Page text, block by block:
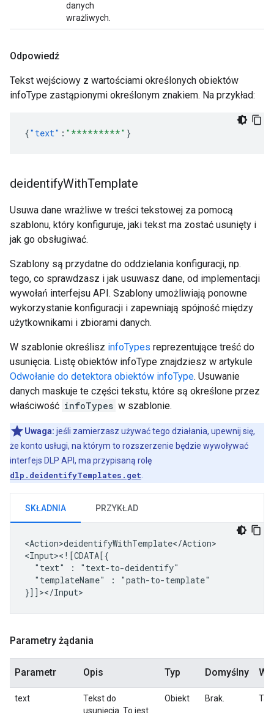
danych
wrażliwych.
Odpowiedź
Tekst wejściowy z wartościami określonych obiektów
infoType zastąpionymi określonym znakiem. Na przykład:
{"text" : "*********" }
deidentifyWithTemplate
Usuwa dane wrażliwe w treści tekstowej za pomocą
szablonu, który konfiguruje, jaki tekst ma zostać usunięty i
jak go obsługiwać.
Szablony są przydatne do oddzielania konfiguracji, np.
tego, co sprawdzasz i jak usuwasz dane, od implementacji
wywołań interfejsu API. Szablony umożliwiają ponowne
wykorzystanie konfiguracji i zapewniają spójność między
użytkownikami i zbiorami danych.
W szablonie określisz infoTypes reprezentujące treść do
usunięcia. Listę obiektów infoType znajdziesz w artykule
Odwołanie do detektora obiektów infoType. Usuwanie
danych maskuje te części tekstu, które są określone przez
właściwość infoTypes w szablonie.
Uwaga: jeśli zamierzasz używać tego działania, upewnij się,
że konto usługi, na którym to rozszerzenie będzie wywoływać
interfejs DLP API, ma przypisaną rolę
dlp.deidentifyTemplates.get
SKŁADNIA PRZYKŁAD
<Action>deidentifyWithTemplate</Action>
"text"
:
"templateName"
:
"path-to-template"
Parametry żądania
Parametr Opis Typ Domyślny
text
Tekst do
usunięcia. To jest
Obiekt Brak. Tak.